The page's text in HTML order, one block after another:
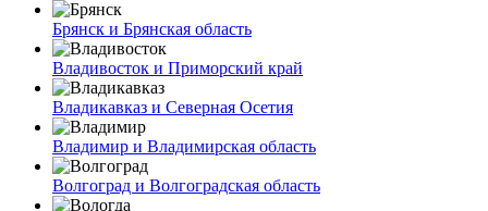
Брянск и Брянская область
Владивосток и Приморский край
Владикавказ и Северная Осетия
Владимир и Владимирская область
Волгоград и Волгоградская область